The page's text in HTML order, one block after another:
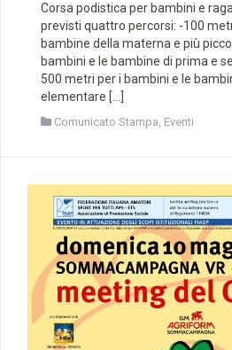
Corsa podistica per bambini e
previsti quattro percorsi: -100
bambine della materna e più
bambini e le bambine di prima e
500 metri per i bambini e le
elementare […]
Comunicato Stampa, Eventi